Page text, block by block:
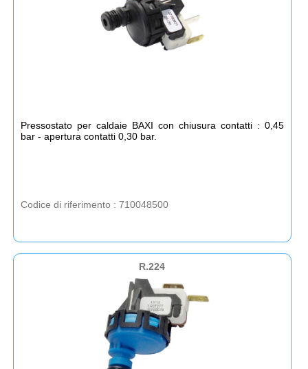
Pressostato per caldaie BAXI con chiusura contatti : 0,45
bar - apertura contatti 0,30 bar.
Codice di riferimento : 710048500
R.224